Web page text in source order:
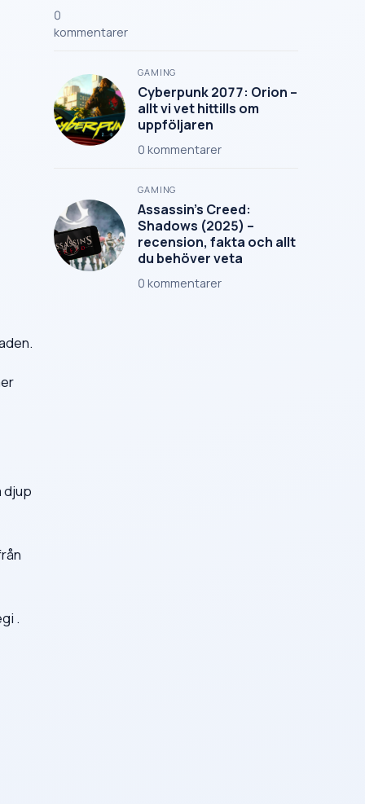
djup
.
0
kommentarer
GAMING
Cyberpunk 2077: Orion –
allt vi vet hittills om
uppföljaren
0 kommentarer
GAMING
Assassin’s Creed:
Shadows (2025) –
recension, fakta och allt
du behöver veta
0 kommentarer